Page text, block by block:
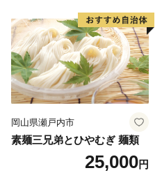
岡山県瀬戸内市
素麺三兄弟とひやむぎ 麺類
25,000円